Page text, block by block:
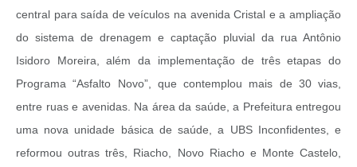
central para saída de veículos na avenida Cristal e a ampliação
do sistema de drenagem e captação pluvial da rua Antônio
Isidoro Moreira, além da implementação de três etapas do
Programa “Asfalto Novo”, que contemplou mais de 30 vias,
entre ruas e avenidas. Na área da saúde, a Prefeitura entregou
uma nova unidade básica de saúde, a UBS Inconfidentes, e
reformou outras três, Riacho, Novo Riacho e Monte Castelo,